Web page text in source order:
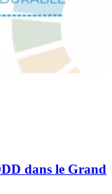
dans le Grand